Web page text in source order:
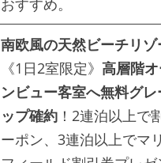
おすすめ。
南欧風の天然ビーチリゾ
《1日2室限定》 高層階
ンビュー客室へ無料グ
ップ確約 ！2連泊以上で
ーポン、3連泊以上でマ